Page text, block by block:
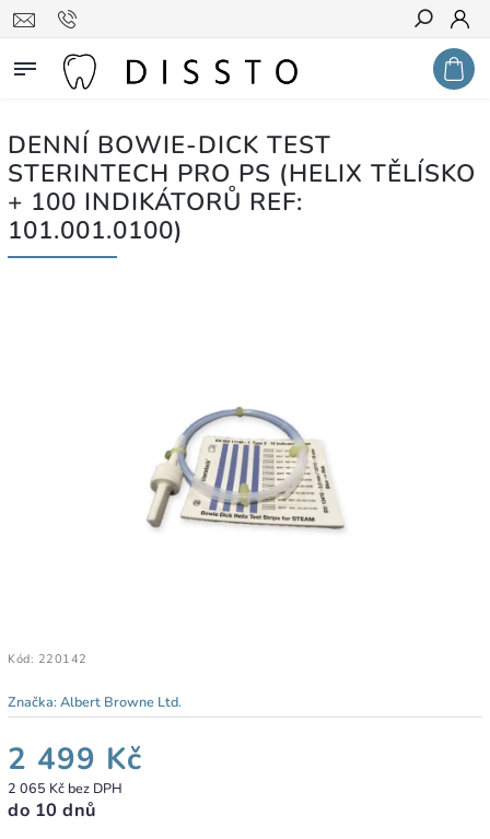
Hledat
DENNÍ BOWIE-DICK TEST
STERINTECH PRO PS (HELIX TĚLÍSKO
+ 100 INDIKÁTORŮ REF:
101.001.0100)
Kód: 220142
Značka:Albert Browne Ltd.
2 499 Kč
2 065 Kč bez DPH
do 10 dnů